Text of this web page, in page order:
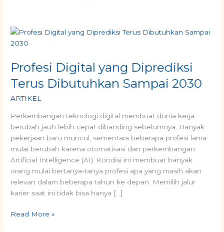
Profesi Digital yang Diprediksi
Terus Dibutuhkan Sampai 2030
ARTIKEL
Perkembangan teknologi digital membuat dunia kerja
berubah jauh lebih cepat dibanding sebelumnya. Banyak
pekerjaan baru muncul, sementara beberapa profesi lama
mulai berubah karena otomatisasi dan perkembangan
Artificial Intelligence (AI). Kondisi ini membuat banyak
orang mulai bertanya-tanya profesi apa yang masih akan
relevan dalam beberapa tahun ke depan. Memilih jalur
karier saat ini tidak bisa hanya […]
Profesi
Digital
Diprediksi
Dibutuhkan
Sampai
Read More »